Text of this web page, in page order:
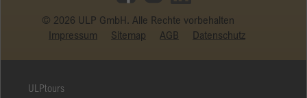
© 2026 ULP GmbH. Alle Rechte vorbehalten
Impressum
Sitemap AGB Datenschutz
ULPtours